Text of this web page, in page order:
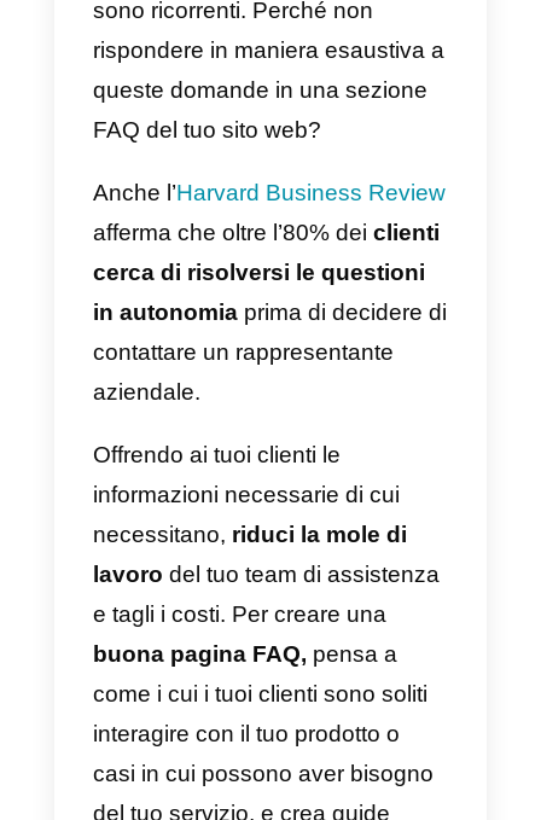
canali per il servizio clienti, come
ad esempio gli assistenti ad
attivazione vocale, i supporto
discussione, insieme alle app
online, raggiungeranno il picco di
utilizzo. Quindi, se vuoi che i tuoi
clienti siano soddisfatti, devi
tutti i canaliche i tuoi clienti
Per garantire un’assistenza
tempestiva ed efficiente, potresti
utilizzare unsoftware omnicanale
Avendo a disposizione la
cronologia delle conversazioni